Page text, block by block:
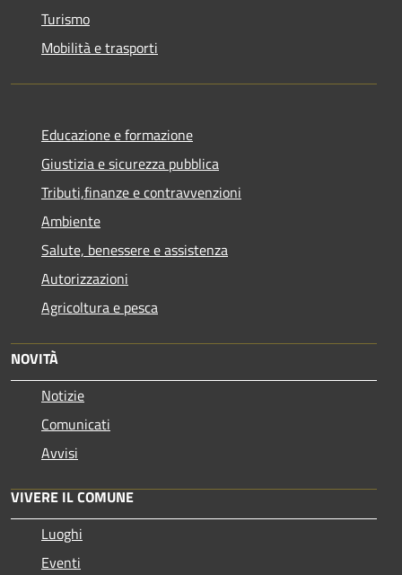
Turismo
Mobilità e trasporti
Educazione e formazione
Giustizia e sicurezza pubblica
Tributi,finanze e contravvenzioni
Ambiente
Salute, benessere e assistenza
Autorizzazioni
Agricoltura e pesca
NOVITÀ
Notizie
Comunicati
Avvisi
VIVERE IL COMUNE
Luoghi
Eventi